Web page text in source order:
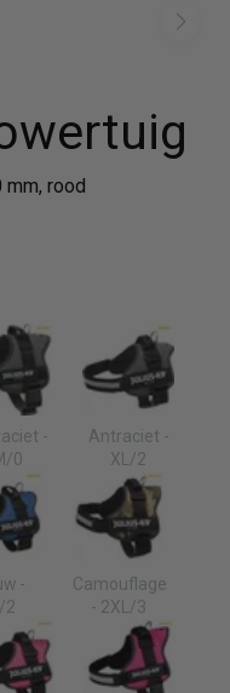
rood
-
0
Antraciet -
XL/2
-
2
Camouflage
- 2XL/3